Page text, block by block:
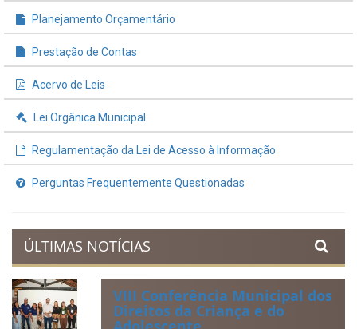
INFORMAÇÕES ÚTEIS
Acervo de Leis
Lei Orgânica Municipal
Regulamentação da Lei de Acesso à Informação